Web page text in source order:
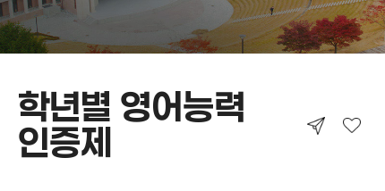
학년별 영어능력
인증제